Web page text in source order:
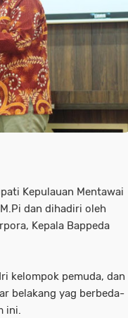
Kepulauan Mentawai
dan dihadiri oleh
Kepala Bappeda
kelompok pemuda, dan
belakang yag berbeda-
ini.